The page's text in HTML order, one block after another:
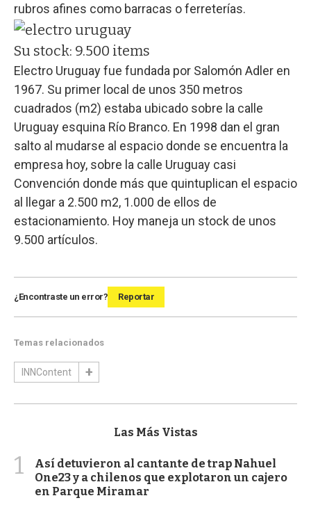
rubros afines como barracas o ferreterías.
Su stock: 9.500 items
Electro Uruguay fue fundada por Salomón Adler en
1967. Su primer local de unos 350 metros
cuadrados (m2) estaba ubicado sobre la calle
Uruguay esquina Río Branco. En 1998 dan el gran
salto al mudarse al espacio donde se encuentra la
empresa hoy, sobre la calle Uruguay casi
Convención donde más que quintuplican el espacio
al llegar a 2.500 m2, 1.000 de ellos de
estacionamiento. Hoy maneja un stock de unos
9.500 artículos.
¿Encontraste un error? Reportar
Temas relacionados
INNContent
Las Más Vistas
1
Así detuvieron al cantante de trap Nahuel
One23 y a chilenos que explotaron un cajero
en Parque Miramar